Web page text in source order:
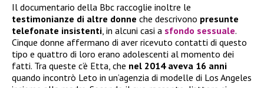
Il documentario della Bbc raccoglie inoltre le
testimonianze di altre donne che descrivono presunte
telefonate insistenti , in alcuni casi a sfondo sessuale.
Cinque donne affermano di aver ricevuto contatti di questo
tipo e quattro di loro erano adolescenti al momento dei
fatti. Tra queste c’è Etta, che nel 2014 aveva 16 anni
quando incontrò Leto in un’agenzia di modelle di Los Angeles